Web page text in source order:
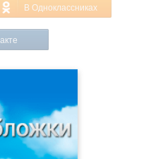
В Одноклассниках